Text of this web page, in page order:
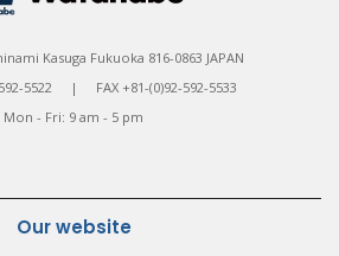
Kasuga Fukuoka 816-0863 JAPAN
592-5522 | FAX +81-(0)92-592-5533
Mon - Fri: 9 am - 5 pm
Our website